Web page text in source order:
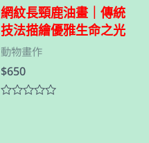
網紋長頸鹿油畫｜傳統
技法描繪優雅生命之光
動物畫作
$650